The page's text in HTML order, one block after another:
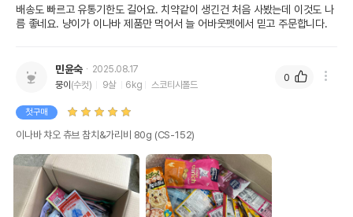
배송도 빠르고 유통기한도 길어요. 치약같이 생긴건 처음 사봤는데 이것도 나
름 좋네요. 냥이가 이나바 제품만 먹어서 늘 어바웃펫에서 믿고 주문합니다.
민윤숙
2025.08.17
뭉이 (수컷) 9살 6kg 스코티시폴드
첫구매
이나바 챠오 츄브 참치&가리비 80g (CS-152)
0